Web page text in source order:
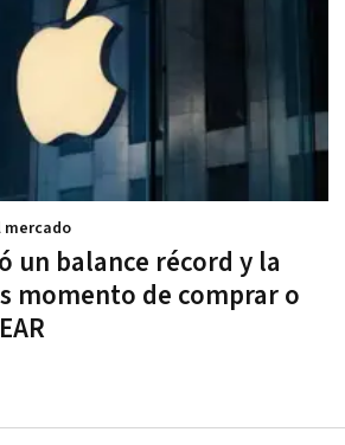
un balance récord y la
momento de comprar o
mercado